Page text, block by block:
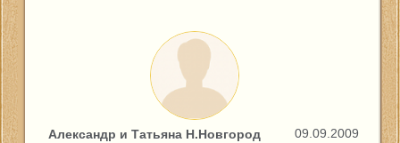
09.09.2009
Александр и Татьяна Н.Новгород